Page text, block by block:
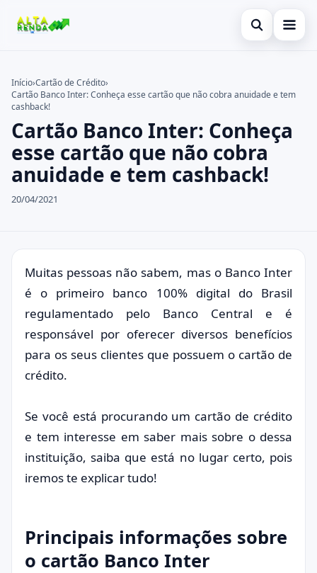
Abrir busca
Cartão de Crédito
Novidades
Empréstimo
Legal
Buscar no site
Buscar por:
Pressione Enter para buscar ou ESC para fechar.
Início›Cartão de Crédito›
Cartão Banco Inter: Conheça esse cartão que não cobra anuidade e tem
cashback!
Cartão Banco Inter: Conheça
esse cartão que não cobra
anuidade e tem cashback!
20/04/2021
Muitas pessoas não sabem, mas o Banco Inter
é o primeiro banco 100% digital do Brasil
regulamentado pelo Banco Central e é
responsável por oferecer diversos benefícios
para os seus clientes que possuem o cartão de
crédito.
Se você está procurando um cartão de crédito
e tem interesse em saber mais sobre o dessa
instituição, saiba que está no lugar certo, pois
iremos te explicar tudo!
Principais informações sobre
o cartão Banco Inter